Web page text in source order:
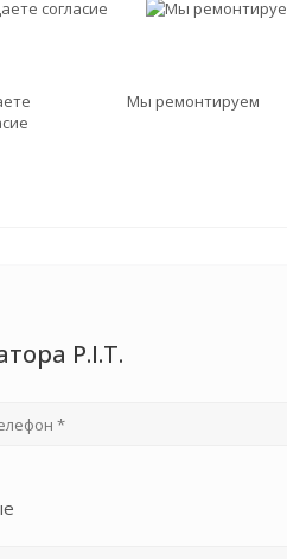
Мы ремонтируем
P.I.T.